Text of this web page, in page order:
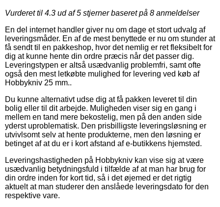
Vurderet til 4.3 ud af 5 stjerner baseret på 8 anmeldelser
En del internet handler giver nu om dage et stort udvalg af
leveringsmåder. En af de mest benyttede er nu om stunder at
få sendt til en pakkeshop, hvor det nemlig er ret fleksibelt for
dig at kunne hente din ordre præcis når det passer dig.
Leveringstypen er altså usædvanlig problemfri, samt ofte
også den mest letkøbte mulighed for levering ved køb af
Hobbykniv 25 mm..
Du kunne alternativt udse dig at få pakken leveret til din
bolig eller til dit arbejde. Muligheden viser sig en gang i
mellem en tand mere bekostelig, men på den anden side
yderst uproblematisk. Den prisbilligste leveringsløsning er
utvivlsomt selv at hente produkterne, men den løsning er
betinget af at du er i kort afstand af e-butikkens hjemsted.
Leveringshastigheden på Hobbykniv kan vise sig at være
usædvanlig betydningsfuld i tilfælde af at man har brug for
din ordre inden for kort tid, så i det øjemed er det rigtig
aktuelt at man studerer den anslåede leveringsdato for den
respektive vare.